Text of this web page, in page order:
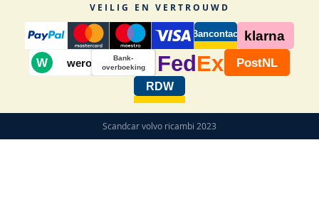
VEILIG EN VERTROUWD
Bancontact klarna
W wero
Bank-
overboeking
Fed Ex PostNL
RDW
Scandcar volvo ricambi 2023